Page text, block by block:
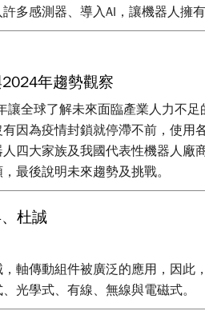
多感測器、導入AI，讓機器人擁
年趨勢觀察
讓全球了解未來面臨產業人力不
因為疫情封鎖就停滯不前，使
四大家族及我國代表性機器人
最後說明未來趨勢及挑戰。
杜誠
軸傳動組件被廣泛的應用，因
光學式、有線、無線與電磁式。